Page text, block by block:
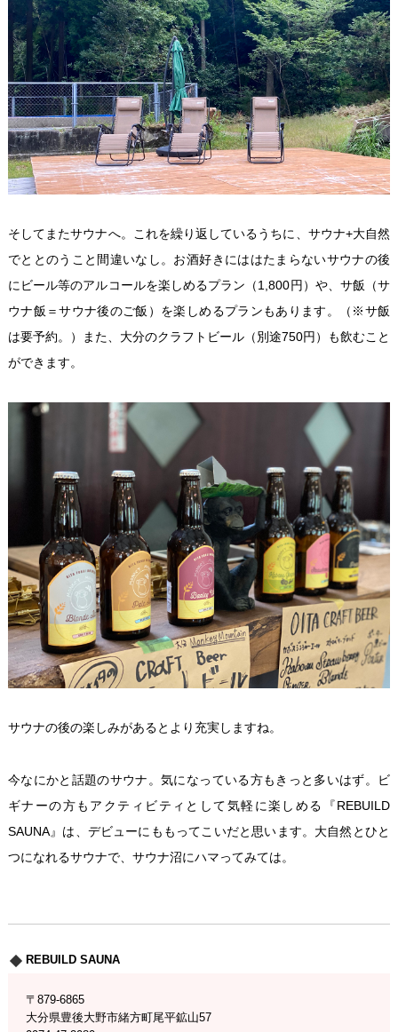
そしてまたサウナへ。これを繰り返しているうちに、サウナ+大自然
でととのうこと間違いなし。お酒好きにははたまらないサウナの後
にビール等のアルコールを楽しめるプラン（1,800円）や、サ飯（サ
ウナ飯＝サウナ後のご飯）を楽しめるプランもあります。（※サ飯
は要予約。）また、大分のクラフトビール（別途750円）も飲むこと
ができます。
サウナの後の楽しみがあるとより充実しますね。
今なにかと話題のサウナ。気になっている方もきっと多いはず。ビ
ギナーの方もアクティビティとして気軽に楽しめる『REBUILD
SAUNA』は、デビューにももってこいだと思います。大自然とひと
つになれるサウナで、サウナ沼にハマってみては。
REBUILD SAUNA
〒879-6865
大分県豊後大野市緒方町尾平鉱山57